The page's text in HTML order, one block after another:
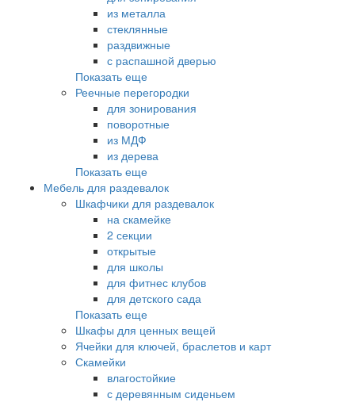
из металла
стеклянные
раздвижные
с распашной дверью
Показать еще
Реечные перегородки
для зонирования
поворотные
из МДФ
из дерева
Показать еще
Мебель для раздевалок
Шкафчики для раздевалок
на скамейке
2 секции
открытые
для школы
для фитнес клубов
для детского сада
Показать еще
Шкафы для ценных вещей
Ячейки для ключей, браслетов и карт
Скамейки
влагостойкие
с деревянным сиденьем